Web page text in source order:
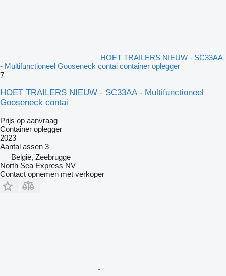
HOET TRAILERS NIEUW - SC33AA
- Multifunctioneel Gooseneck contai container oplegger
7
HOET TRAILERS NIEUW - SC33AA - Multifunctioneel
Gooseneck contai
Prijs op aanvraag
Container oplegger
2023
Aantal assen 3
België, Zeebrugge
North Sea Express NV
Contact opnemen met verkoper